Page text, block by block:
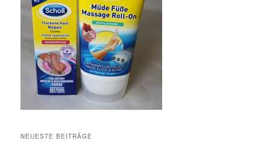
NEUESTE BEITRÄGE